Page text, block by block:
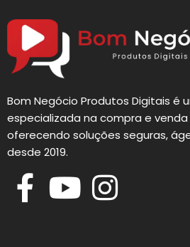
Bom Negócio Produtos Digitais é
especializada na compra e
oferecendo soluções seguras,
desde 2019.